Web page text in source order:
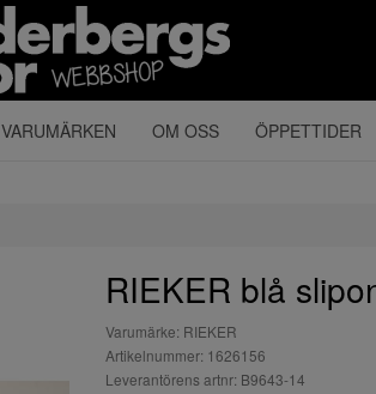
VARUMÄRKEN OM OSS ÖPPETTIDER
RIEKER blå
Varumärke: RIEKER
Artikelnummer: 1626156
Leverantörens artnr: B9643-14